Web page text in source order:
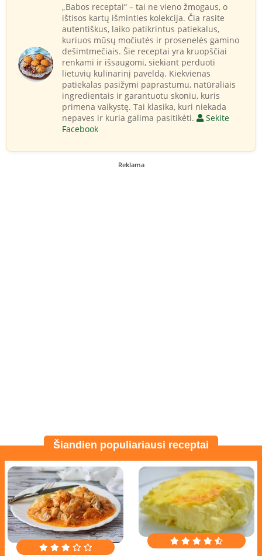
„Babos receptai“ – tai ne vieno žmogaus, o
ištisos kartų išminties kolekcija. Čia rasite
autentiškus, laiko patikrintus patiekalus,
kuriuos mūsų močiutės ir prosenelės gamino
dešimtmečiais. Šie receptai yra kruopščiai
renkami ir išsaugomi, siekiant perduoti
lietuvių kulinarinį paveldą. Kiekvienas
patiekalas pasižymi paprastumu, natūraliais
ingredientais ir garantuotu skoniu, kuris
primena vaikystę. Tai klasika, kuri niekada
nepaves ir kuria galima pasitikėti.
Sekite
Facebook
Reklama
Šiandien populiariausi receptai